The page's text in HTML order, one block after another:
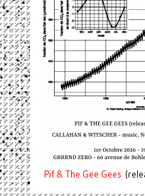
Pif& The Gee Gees